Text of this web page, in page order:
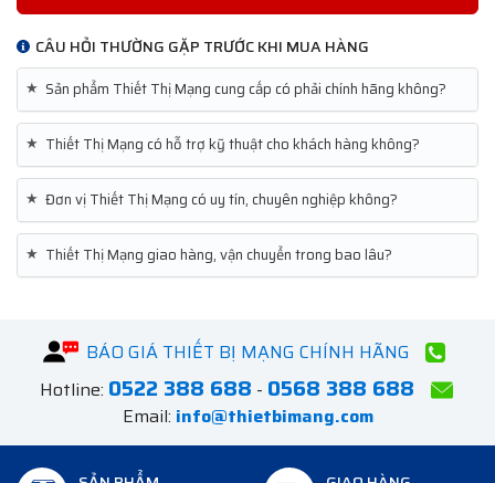
CÂU HỎI THƯỜNG GẶP TRƯỚC KHI MUA HÀNG
★ Sản phẩm Thiết Thị Mạng cung cấp có phải chính hãng không?
★ Thiết Thị Mạng có hỗ trợ kỹ thuật cho khách hàng không?
★ Đơn vị Thiết Thị Mạng có uy tín, chuyên nghiệp không?
★ Thiết Thị Mạng giao hàng, vận chuyển trong bao lâu?
BÁO GIÁ THIẾT BỊ MẠNG CHÍNH HÃNG
Hotline: 0522 388 688 - 0568 388 688
Email: info@thietbimang.com